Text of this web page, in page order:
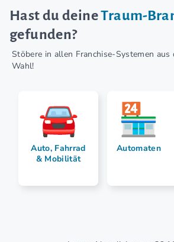
Hast du deineTraum-
gefunden?
Stöbere in allen Franchise-Systemen aus
Wahl!
Auto, Fahrrad
& Mobilität
Automaten